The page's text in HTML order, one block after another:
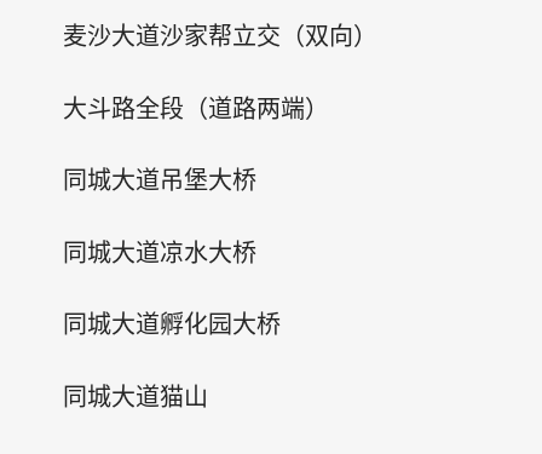
麦沙大道沙家帮立交（双向）
大斗路全段（道路两端）
同城大道吊堡大桥
同城大道凉水大桥
同城大道孵化园大桥
同城大道猫山